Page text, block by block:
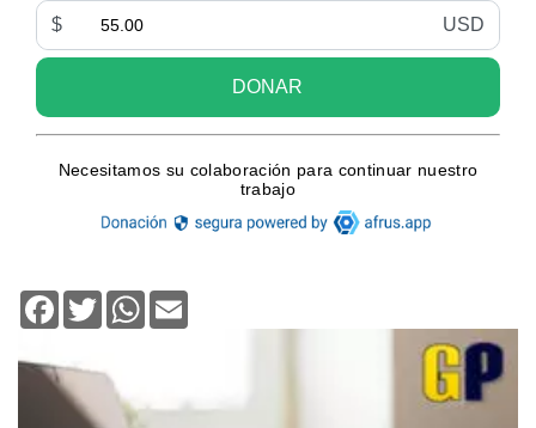
Facebook
TwitterWhatsApp